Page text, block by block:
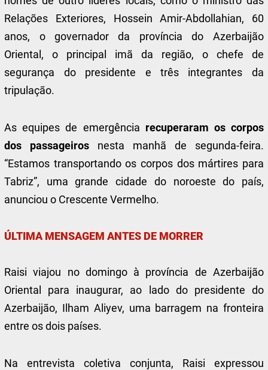
Relações Exteriores, Hossein Amir-Abdollahian, 60
anos, o governador da província do Azerbaijão
Oriental, o principal imã da região, o chefe de
segurança do presidente e três integrantes da
tripulação.
As equipes de emergência recuperaram os corpos
dos passageiros nesta manhã de segunda-feira.
“Estamos transportando os corpos dos mártires para
Tabriz”, uma grande cidade do noroeste do país,
anunciou o Crescente Vermelho.
ÚLTIMA MENSAGEM ANTES DE MORRER
Raisi viajou no domingo à província de Azerbaijão
Oriental para inaugurar, ao lado do presidente do
Azerbaijão, Ilham Aliyev, uma barragem na fronteira
entre os dois países.
Na entrevista coletiva conjunta, Raisi expressou